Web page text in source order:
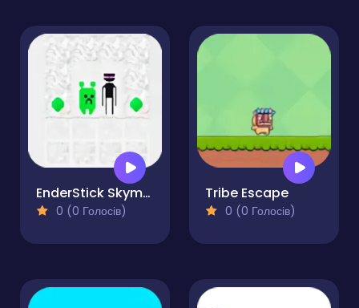
EnderStick Skymap
0 (0 Голосів)
Tribe Escape
0 (0 Голосів)